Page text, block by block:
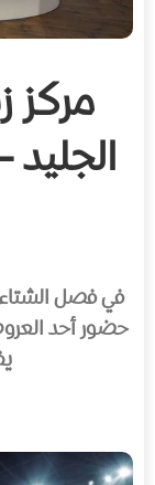
مركز
في فصل
حضور أحد